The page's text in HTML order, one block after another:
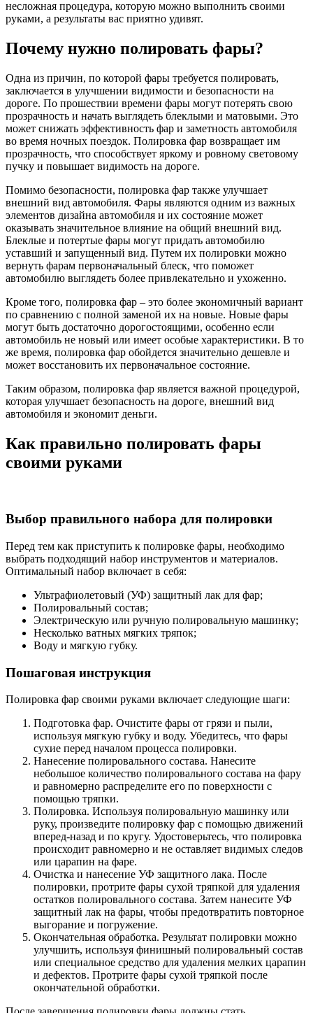
несложная процедура, которую можно выполнить своими
руками, а результаты вас приятно удивят.
Почему нужно полировать фары?
Одна из причин, по которой фары требуется полировать,
заключается в улучшении видимости и безопасности на
дороге. По прошествии времени фары могут потерять свою
прозрачность и начать выглядеть блеклыми и матовыми. Это
может снижать эффективность фар и заметность автомобиля
во время ночных поездок. Полировка фар возвращает им
прозрачность, что способствует яркому и ровному световому
пучку и повышает видимость на дороге.
Помимо безопасности, полировка фар также улучшает
внешний вид автомобиля. Фары являются одним из важных
элементов дизайна автомобиля и их состояние может
оказывать значительное влияние на общий внешний вид.
Блеклые и потертые фары могут придать автомобилю
уставший и запущенный вид. Путем их полировки можно
вернуть фарам первоначальный блеск, что поможет
автомобилю выглядеть более привлекательно и ухоженно.
Кроме того, полировка фар – это более экономичный вариант
по сравнению с полной заменой их на новые. Новые фары
могут быть достаточно дорогостоящими, особенно если
автомобиль не новый или имеет особые характеристики. В то
же время, полировка фар обойдется значительно дешевле и
может восстановить их первоначальное состояние.
Таким образом, полировка фар является важной процедурой,
которая улучшает безопасность на дороге, внешний вид
автомобиля и экономит деньги.
Как правильно полировать фары
своими руками
Выбор правильного набора для полировки
Перед тем как приступить к полировке фары, необходимо
выбрать подходящий набор инструментов и материалов.
Оптимальный набор включает в себя:
Ультрафиолетовый (УФ) защитный лак для фар;
Полировальный состав;
Электрическую или ручную полировальную машинку;
Несколько ватных мягких тряпок;
Воду и мягкую губку.
Пошаговая инструкция
Полировка фар своими руками включает следующие шаги:
Подготовка фар. Очистите фары от грязи и пыли,
используя мягкую губку и воду. Убедитесь, что фары
сухие перед началом процесса полировки.
Нанесение полировального состава. Нанесите
небольшое количество полировального состава на фару
и равномерно распределите его по поверхности с
помощью тряпки.
Полировка. Используя полировальную машинку или
руку, произведите полировку фар с помощью движений
вперед-назад и по кругу. Удостоверьтесь, что полировка
происходит равномерно и не оставляет видимых следов
или царапин на фаре.
Очистка и нанесение УФ защитного лака. После
полировки, протрите фары сухой тряпкой для удаления
остатков полировального состава. Затем нанесите УФ
защитный лак на фары, чтобы предотвратить повторное
выгорание и погружение.
Окончательная обработка. Результат полировки можно
улучшить, используя финишный полировальный состав
или специальное средство для удаления мелких царапин
и дефектов. Протрите фары сухой тряпкой после
окончательной обработки.